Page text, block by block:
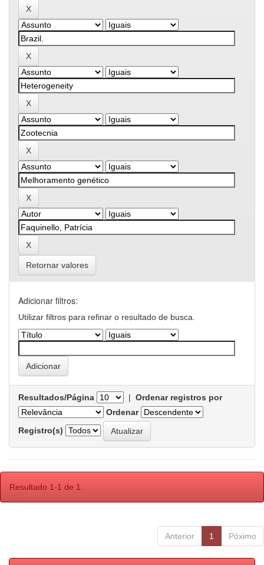
Retornar valores
Adicionar filtros:
Utilizar filtros para refinar o resultado de busca.
Resultados/Página | Ordenar registros por
Ordenar
Registro(s)
Resultado 1-1 de 1.
Anterior 1 Póximo